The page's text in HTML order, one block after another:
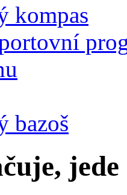
kompas
bazoš
jede